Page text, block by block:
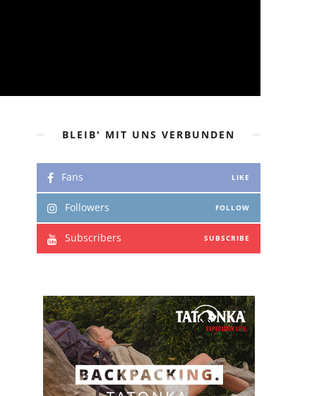
BLEIB' MIT UNS VERBUNDEN
Fans LIKE
Followers FOLLOW
Subscribers SUBSCRIBE